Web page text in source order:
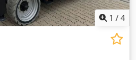
1 /4